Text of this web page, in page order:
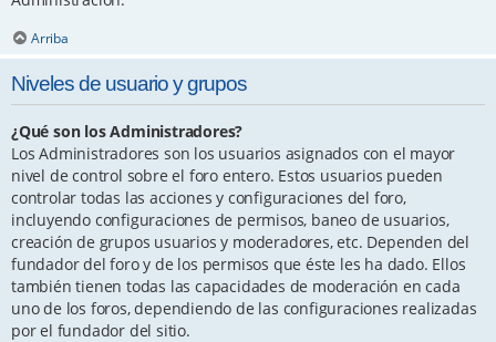
Arriba
Niveles de usuario y grupos
¿Qué son los Administradores?
Los Administradores son los usuarios asignados con el mayor
nivel de control sobre el foro entero. Estos usuarios pueden
controlar todas las acciones y configuraciones del foro,
incluyendo configuraciones de permisos, baneo de usuarios,
creación de grupos usuarios y moderadores, etc. Dependen del
fundador del foro y de los permisos que éste les ha dado. Ellos
también tienen todas las capacidades de moderación en cada
uno de los foros, dependiendo de las configuraciones realizadas
por el fundador del sitio.